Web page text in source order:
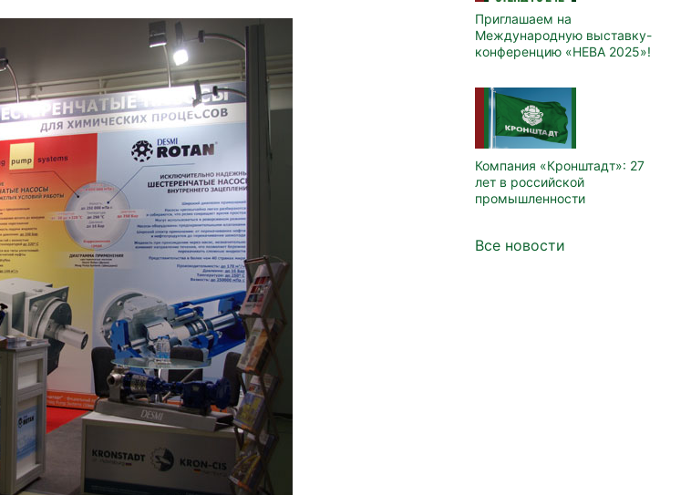
Приглашаем на
Международную выставку-
конференцию «НЕВА 2025»!
Компания «Кронштадт»: 27
лет в российской
промышленности
Все новости